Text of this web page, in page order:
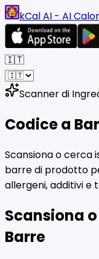
kCal AI - AI
🇮🇹
Scanner di
Codice a
Scansiona o cerca
barre di prodotto
allergeni, additivi e
Scansiona
Barre